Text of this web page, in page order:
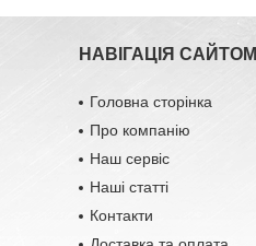
НАВІГАЦІЯ САЙТОМ
Головна сторінка
Про компанію
Наш сервіс
Наші статті
Контакти